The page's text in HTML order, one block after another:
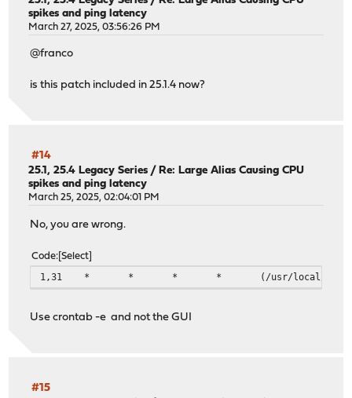
spikes and ping latency
March 27, 2025, 03:56:26 PM
@franco
is this patch included in 25.1.4 now?
#14
25.1, 25.4 Legacy Series /Re: Large Alias Causing CPU
spikes and ping latency
March 25, 2025, 02:04:01 PM
No, you are wrong.
Code Select
1,31 * * * * (/usr/local/bin/flock -n -E 0 -o /
Use crontab -e and not the GUI
#15